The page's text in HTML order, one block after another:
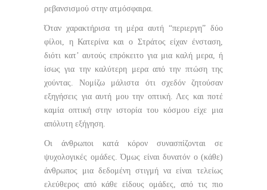
ρεβανσισμού στην ατμόσφαιρα.
Όταν χαρακτήρισα τη μέρα αυτή “περιεργη” δύο
φίλοι, η Κατερίνα και ο Στράτος είχαν ένσταση,
διότι κατ’ αυτούς επρόκειτο για μια καλή μερα, ή
ίσως για την καλύτερη μερα από την πτώση της
χούντας. Νομίζω μάλιστα ότι σχεδόν ζητούσαν
εξηγήσεις για αυτή μου την οπτική. Λες και ποτέ
καμία οπτική στην ιστορία του κόσμου είχε μια
απόλυτη εξήγηση.
Οι άνθρωποι κατά κόρον συνασπίζονται σε
ψυχολογικές ομάδες. Όμως είναι δυνατόν ο (κάθε)
άνθρωπος μια δεδομένη στιγμή να είναι τελείως
ελεύθερος από κάθε είδους ομάδες, από τις πιο